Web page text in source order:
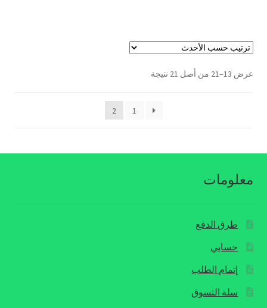
عرض 13–21 من أصل 21 نتيجة
تم
الأحدث
1
2
معلومات
طرق الدفع
حسابي
إتمام الطلب
سلة التسوق